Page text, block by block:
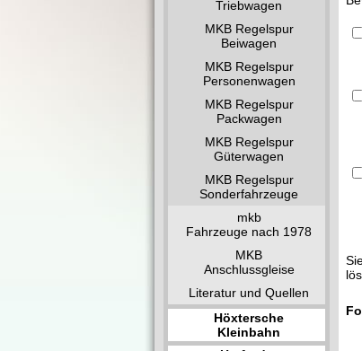
Triebwagen
MKB Regelspur
Beiwagen
MKB Regelspur
Personenwagen
MKB Regelspur
Packwagen
MKB Regelspur
Güterwagen
MKB Regelspur
Sonderfahrzeuge
mkb
Fahrzeuge nach 1978
MKB
Anschlussgleise
Literatur und Quellen
Höxtersche
Kleinbahn